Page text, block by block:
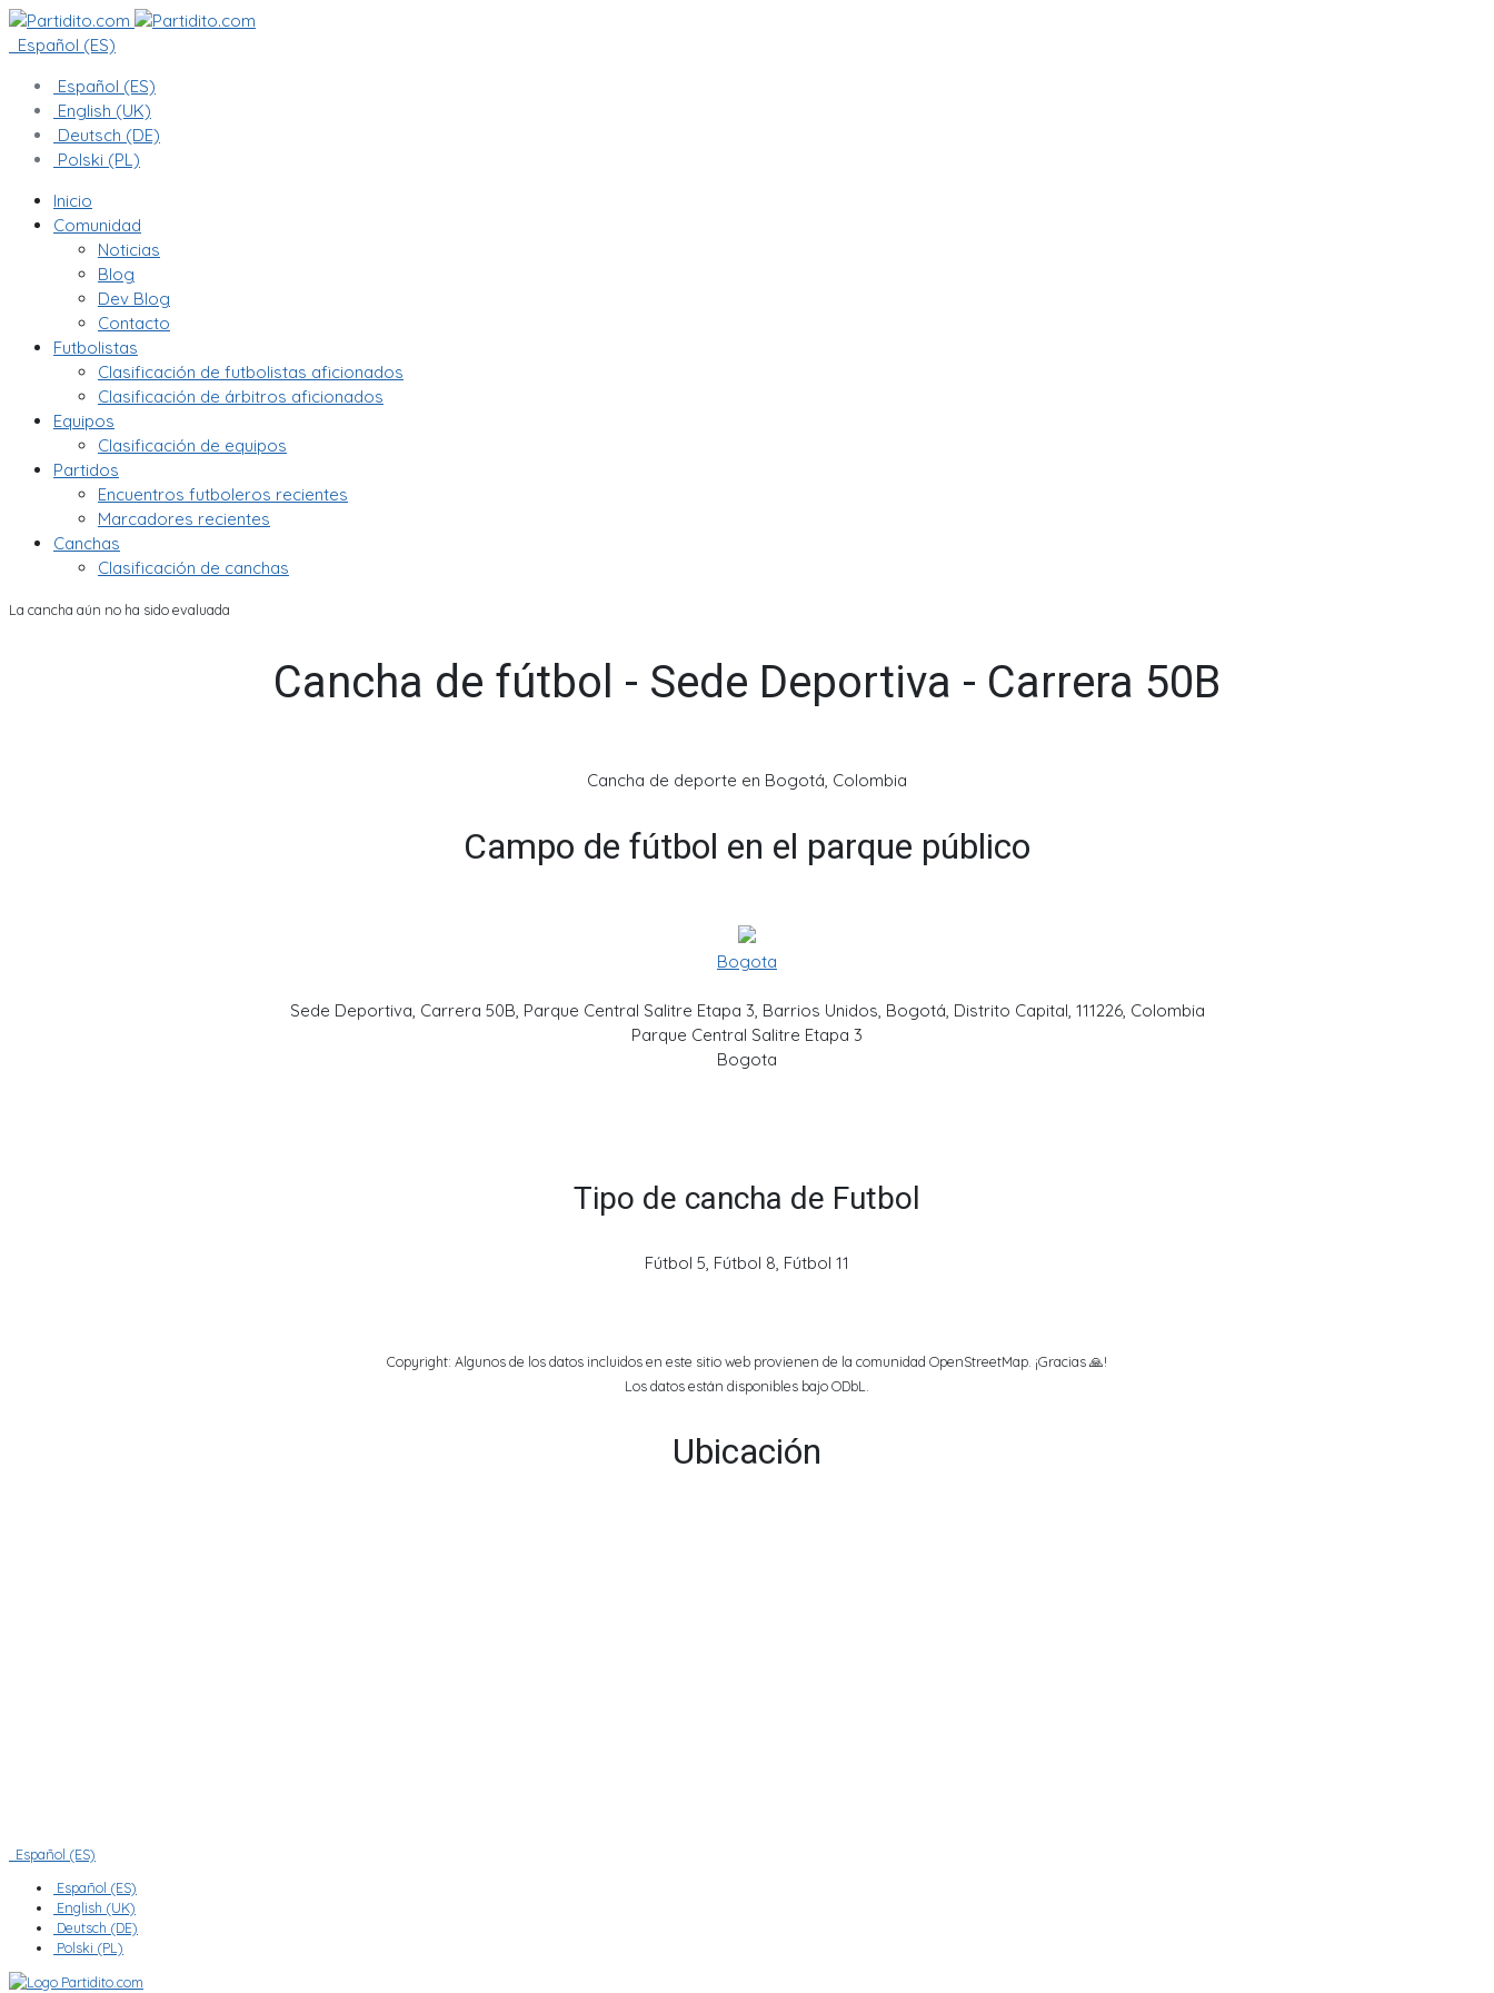
Español (ES)
Español (ES)
English (UK)
Deutsch (DE)
Polski (PL)
Inicio
Comunidad
Noticias
Blog
Dev Blog
Contacto
Futbolistas
Clasificación de futbolistas aficionados
Clasificación de árbitros aficionados
Equipos
Clasificación de equipos
Partidos
Encuentros futboleros recientes
Marcadores recientes
Canchas
Clasificación de canchas
La cancha aún no ha sido evaluada
Cancha de fútbol - Sede Deportiva - Carrera 50B
Cancha de deporte en Bogotá, Colombia
Campo de fútbol en el parque público
Bogota
Sede Deportiva, Carrera 50B, Parque Central Salitre Etapa 3, Barrios Unidos, Bogotá, Distrito Capital, 111226, Colombia
Parque Central Salitre Etapa 3
Bogota
Tipo de cancha de Futbol
Fútbol 5, Fútbol 8, Fútbol 11
Copyright: Algunos de los datos incluidos en este sitio web provienen de la comunidad OpenStreetMap. ¡Gracias 🙏!
Los datos están disponibles bajo ODbL.
Ubicación
Español (ES)
Español (ES)
English (UK)
Deutsch (DE)
Polski (PL)